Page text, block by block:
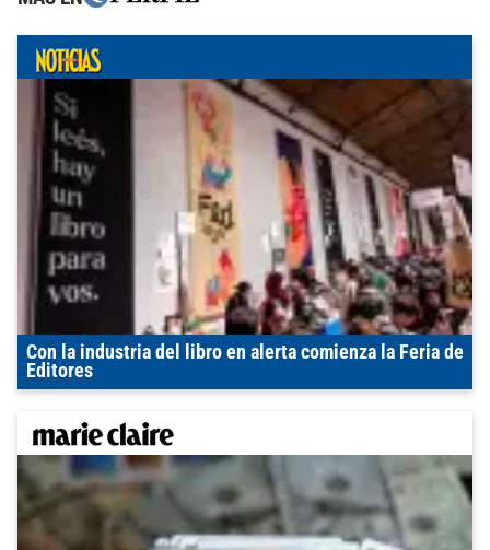
Con la industria del libro en alerta comienza la Feria de
Editores